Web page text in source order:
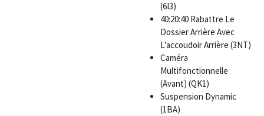
(6I3)
40:20:40 Rabattre Le
Dossier Arrière Avec
L'accoudoir Arrière (3NT)
Caméra
Multifonctionnelle
(Avant) (QK1)
Suspension Dynamic
(1BA)